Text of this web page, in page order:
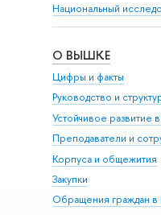
Национальный
О ВЫШКЕ
Цифры и факты
Руководство и
Устойчивое
Преподаватели и
Корпуса и общежития
Закупки
Обращения граждан